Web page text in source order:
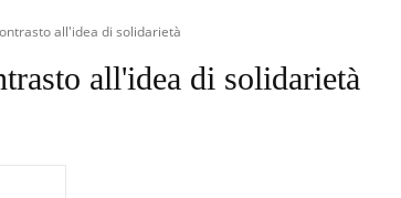
all'idea di solidarietà
all'idea di solidarietà